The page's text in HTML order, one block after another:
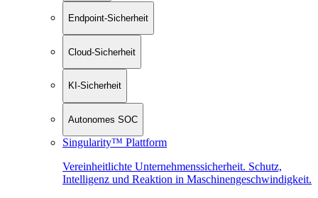
Endpoint-Sicherheit
Cloud-Sicherheit
KI-Sicherheit
Autonomes SOC
Singularity™ Plattform
Vereinheitlichte Unternehmenssicherheit. Schutz,
Intelligenz und Reaktion in Maschinen­geschwindigkeit.